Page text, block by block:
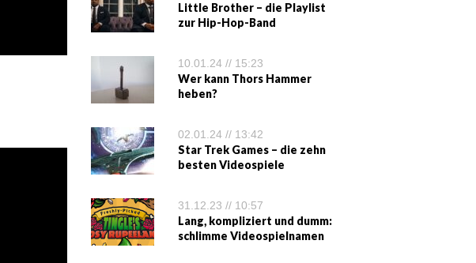
Little Brother – die Playlist
zur Hip-Hop-Band
10.01.24 // 15:23
Wer kann Thors Hammer
heben?
02.01.24 // 13:42
Star Trek Games – die zehn
besten Videospiele
31.12.23 // 10:57
Lang, kompliziert und dumm:
schlimme Videospielnamen